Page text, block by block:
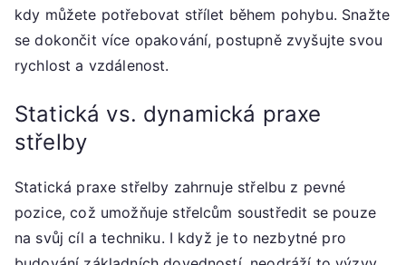
kdy můžete potřebovat střílet během pohybu. Snažte
se dokončit více opakování, postupně zvyšujte svou
rychlost a vzdálenost.
Statická vs. dynamická praxe
střelby
Statická praxe střelby zahrnuje střelbu z pevné
pozice, což umožňuje střelcům soustředit se pouze
na svůj cíl a techniku. I když je to nezbytné pro